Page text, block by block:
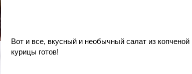
Вот и все, вкусный и необычный салат из копченой
курицы готов!